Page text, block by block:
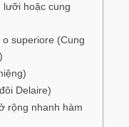
lưỡi hoặc cung
superiore (Cung
Delaire)
rộng nhanh hàm